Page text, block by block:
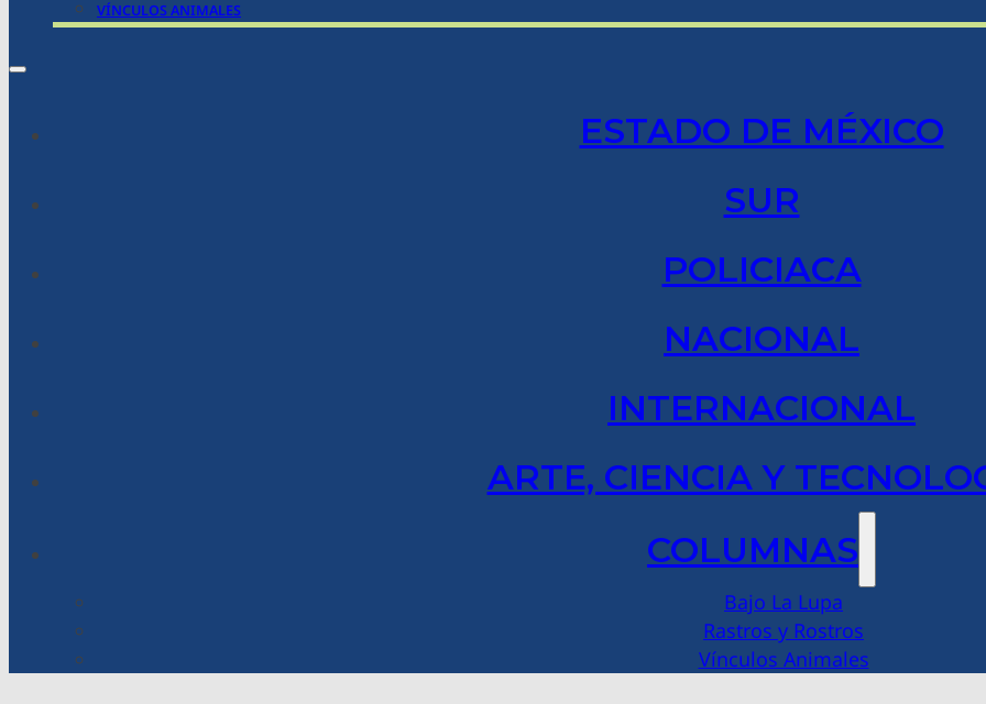
VÍNCULOS ANIMALES
ESTADO DE MÉXICO
SUR
POLICIACA
NACIONAL
INTERNACIONAL
ARTE, CIENCIA Y
COLUMNAS
Bajo La Lupa
Rastros y Rostros
Vínculos Animales